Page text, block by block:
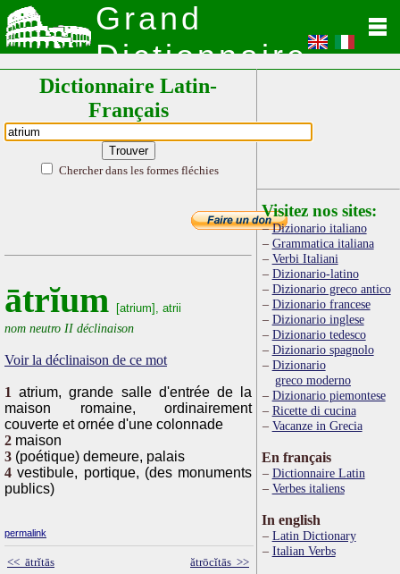
Grand
Dictionnaire
Latin
Dictionnaire Latin-
Français
Chercher dans les formes fléchies
ātrĭum [atrium], atrii
nom neutro II déclinaison
Voir la déclinaison de ce mot
1 atrium, grande salle d'entrée de la
maison romaine, ordinairement
couverte et ornée d'une colonnade
2 maison
3 (poétique) demeure, palais
4 vestibule, portique, (des monuments
publics)
permalink
<< ātrĭtās ătrōcĭtās >>
Visitez nos sites:
Dizionario italiano
Grammatica italiana
Verbi Italiani
Dizionario-latino
Dizionario greco antico
Dizionario francese
Dizionario inglese
Dizionario tedesco
Dizionario spagnolo
Dizionario
greco moderno
Dizionario piemontese
Ricette di cucina
Vacanze in Grecia
En français
Dictionnaire Latin
Verbes italiens
In english
Latin Dictionary
Italian Verbs